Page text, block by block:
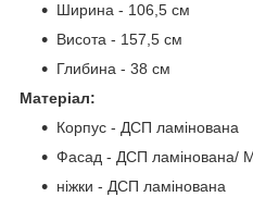
Ширина - 106,5 см
Висота - 157,5 см
Глибина - 38 см
Матеріал:
Корпус - ДСП ламінована
Фасад - ДСП ламінована/
ніжки - ДСП ламінована